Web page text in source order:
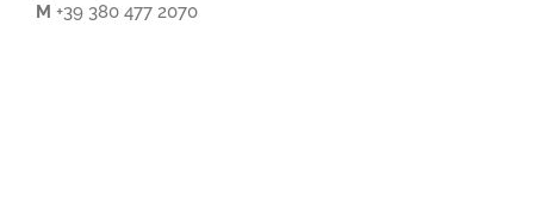
M +39 380 477 2070